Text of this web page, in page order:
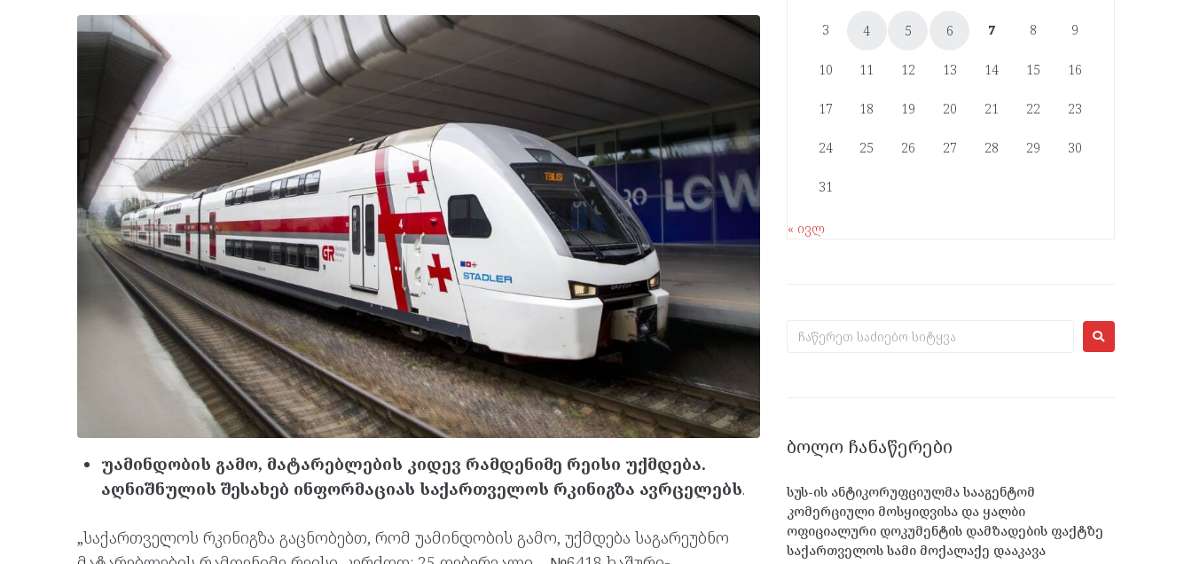
უამინდობის გამო, მატარებლების კიდევ რამდენიმე რეისი უქმდება.
აღნიშნულის შესახებ ინფორმაციას საქართველოს რკინიგზა ავრცელებს.
„საქართველოს რკინიგზა გაცნობებთ, რომ უამინდობის გამო, უქმდება საგარეუბნო
3 4 5 6 7 8 9
10 11 12 13 14 15 16
17 18 19 20 21 22 23
24 25 26 27 28 29 30
31
« ივლ
ᲑᲝᲚᲝ ᲩᲐᲜᲐᲬᲔᲠᲔᲑᲘ
სუს-ის ანტიკორუფციულმა სააგენტომ
კომერციული მოსყიდვისა და ყალბი
ოფიციალური დოკუმენტის დამზადების ფაქტზე
საქართველოს სამი მოქალაქე დააკავა